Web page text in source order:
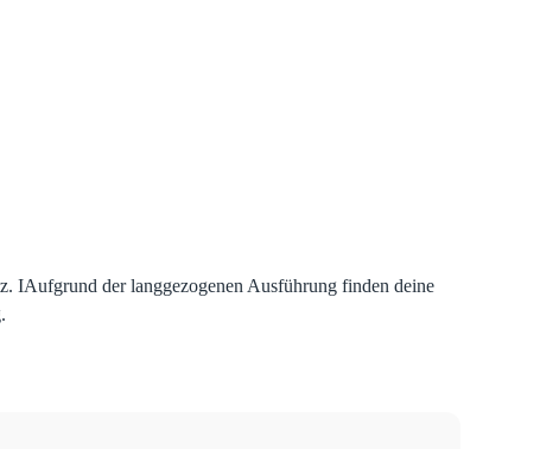
IAufgrund der langgezogenen Ausführung finden deine